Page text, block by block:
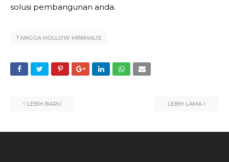
solusi pembangunan anda.
TANGGA HOLLOW MINIMALIS
LEBIH BARU LEBIH LAMA